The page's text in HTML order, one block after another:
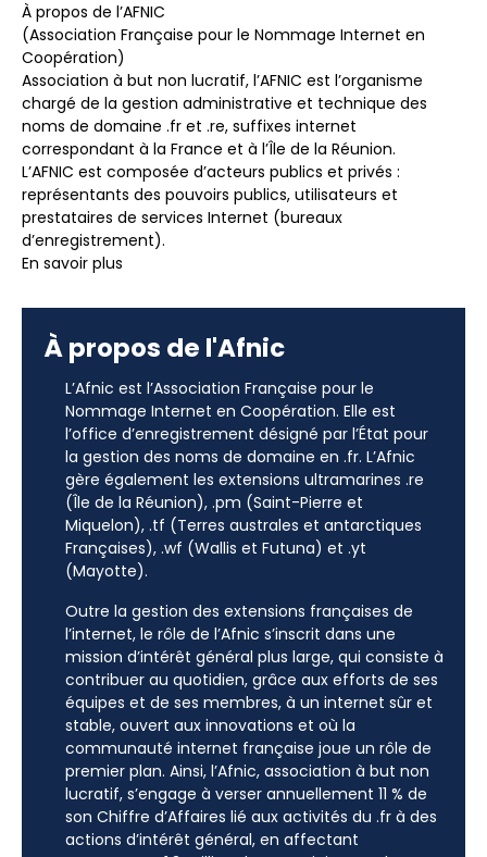
À propos de l’AFNIC
(Association Française pour le Nommage Internet en
Coopération)
Association à but non lucratif, l’AFNIC est l’organisme
chargé de la gestion administrative et technique des
noms de domaine .fr et .re, suffixes internet
correspondant à la France et à l’Île de la Réunion.
L’AFNIC est composée d’acteurs publics et privés :
représentants des pouvoirs publics, utilisateurs et
prestataires de services Internet (bureaux
d’enregistrement).
En savoir plus
À propos de l'Afnic
L’Afnic est l’Association Française pour le
Nommage Internet en Coopération. Elle est
l’office d’enregistrement désigné par l’État pour
la gestion des noms de domaine en .fr. L’Afnic
gère également les extensions ultramarines .re
(Île de la Réunion), .pm (Saint-Pierre et
Miquelon), .tf (Terres australes et antarctiques
Françaises), .wf (Wallis et Futuna) et .yt
(Mayotte).
Outre la gestion des extensions françaises de
l’internet, le rôle de l’Afnic s’inscrit dans une
mission d’intérêt général plus large, qui consiste à
contribuer au quotidien, grâce aux efforts de ses
équipes et de ses membres, à un internet sûr et
stable, ouvert aux innovations et où la
communauté internet française joue un rôle de
premier plan. Ainsi, l’Afnic, association à but non
lucratif, s’engage à verser annuellement 11 % de
son Chiffre d’Affaires lié aux activités du .fr à des
actions d’intérêt général, en affectant